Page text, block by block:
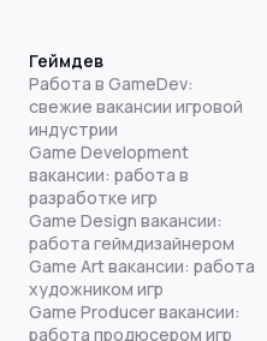
Геймдев
Работа в GameDev:
свежие вакансии игровой
индустрии
Game Development
вакансии: работа в
разработке игр
Game Design вакансии:
работа геймдизайнером
Game Art вакансии: работа
художником игр
Game Producer вакансии:
работа продюсером игр